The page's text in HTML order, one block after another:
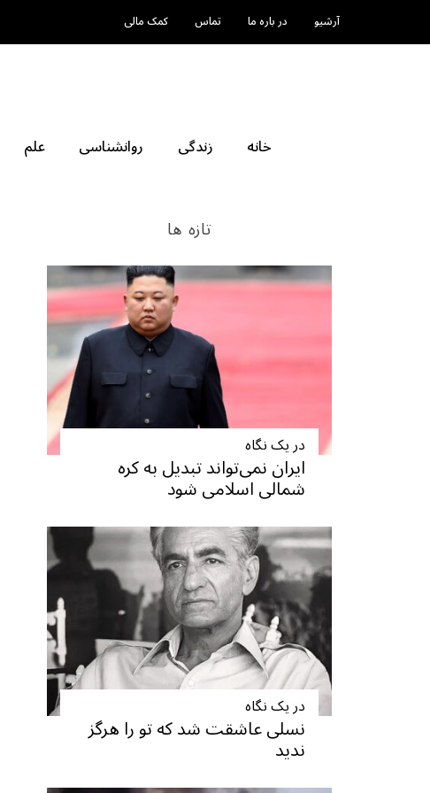
آرشیو در باره ما تماس کمک مالی
خانه زندگی روانشناسی علم
تازه ها
در یک نگاه
ایران نمی‌تواند تبدیل به کره
شمالی اسلامی شود
در یک نگاه
نسلی عاشقت شد که تو را هرگز
ندید